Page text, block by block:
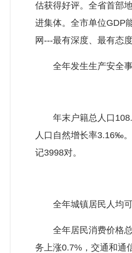
估获得好评。全省首部
进集体。全市单位GDP
网---最有深度、最有态
全年发生生产安全事
年末户籍总人口
人口自然增长率3.16‰
记3998对。
全年城镇居民人均可
全年居民消费价格总
务上涨0.7%，交通和通